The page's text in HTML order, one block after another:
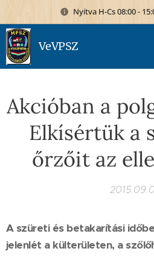
Nyitva H-Cs 08:00 -
VeVPSZ
Akcióban a
Elkísértük a
őrzőit az
A szüreti és betakarítási
jelenlét a külterületen, a